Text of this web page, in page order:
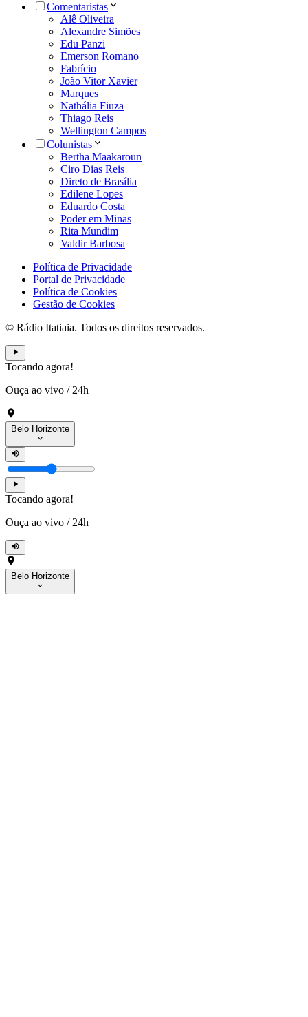
Comentaristas
Alê Oliveira
Alexandre Simões
Edu Panzi
Emerson Romano
Fabrício
João Vitor Xavier
Marques
Nathália Fiuza
Thiago Reis
Wellington Campos
Colunistas
Bertha Maakaroun
Ciro Dias Reis
Direto de Brasília
Edilene Lopes
Eduardo Costa
Poder em Minas
Rita Mundim
Valdir Barbosa
Política de Privacidade
Portal de Privacidade
Política de Cookies
Gestão de Cookies
© Rádio Itatiaia. Todos os direitos reservados.
Tocando agora!
Ouça ao vivo / 24h
Belo Horizonte
Tocando agora!
Ouça ao vivo / 24h
Belo Horizonte